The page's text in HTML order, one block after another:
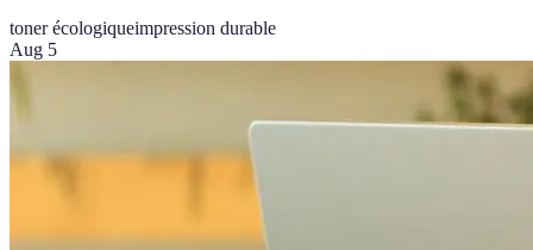
toner écologiqueimpression durable
Aug 5